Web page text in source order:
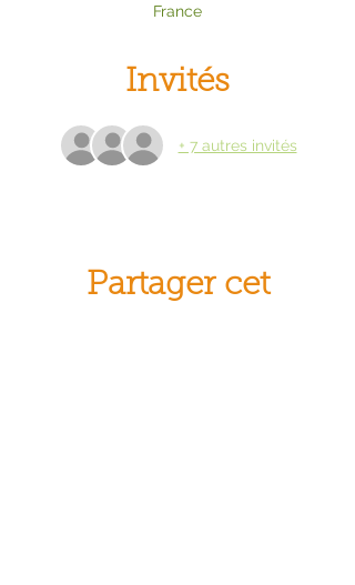
France
Invités
+ 7 autres invités
Partager cet